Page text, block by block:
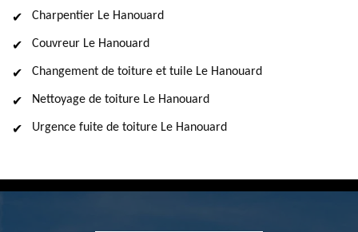
Charpentier Le Hanouard
Couvreur Le Hanouard
Changement de toiture et tuile Le Hanouard
Nettoyage de toiture Le Hanouard
Urgence fuite de toiture Le Hanouard